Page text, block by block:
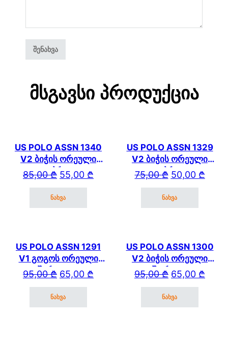
Მსგავსი Პროდუქცია
US POLO ASSN 1340
V2 ბიჭის ორეული
კაპრით
85,00₾ Original price was: 85,00 ₾.
55,00 ₾
Current price is: 55,00 ₾.
ნახვა
US POLO ASSN 1329
V2 ბიჭის ორეული
კაპრით
75,00₾ Original price
50,00 ₾
Current price is:
ნახვა
US POLO ASSN 1291
V1 გოგოს ორეული
შარვლით
95,00₾ Original price was: 95,00 ₾.
65,00 ₾
Current price is: 65,00 ₾.
ნახვა
US POLO ASSN 1300
V2 ბიჭის ორეული
შორტით
95,00₾ Original price
65,00 ₾
Current price is:
ნახვა